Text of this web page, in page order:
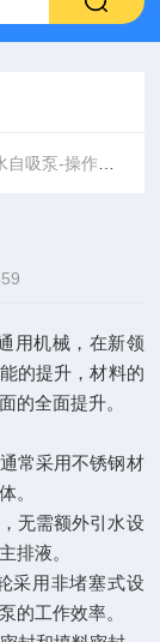
吸泵-操作科普
用机械，在新领
的提升，材料的
的全面提升。
常采用不锈钢材
。
无需额外引水设
排液。
用非堵塞式设
的工作效率。